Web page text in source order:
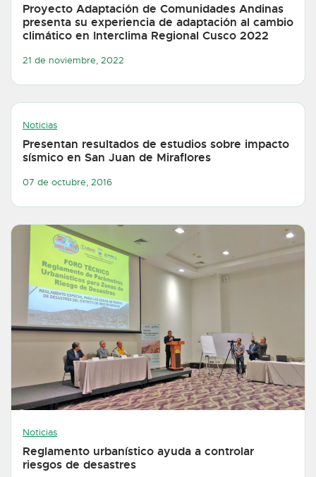
Proyecto Adaptación de Comunidades Andinas
presenta su experiencia de adaptación al cambio
climático en Interclima Regional Cusco 2022
21 de noviembre, 2022
Noticias
Presentan resultados de estudios sobre impacto
sísmico en San Juan de Miraflores
07 de octubre, 2016
Noticias
Reglamento urbanístico ayuda a controlar
riesgos de desastres